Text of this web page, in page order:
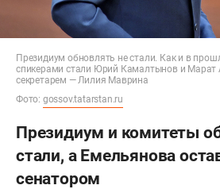
Президиум обновлять не стали. Как и в
спикерами стали Юрий Камалтынов и Марат
секретарем — Лилия Маврина
Фото: gossov.tatarstan.ru
Президиум и комитеты
стали, а Емельянова
сенатором